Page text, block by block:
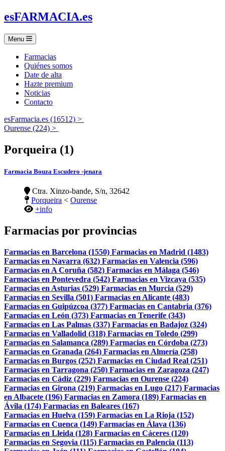
esFARMACIA.es
Menu
Farmacias
Quiénes somos
Date de alta
Hazte premium
Noticias
Contacto
esFarmacia.es (16512) >
Ourense (224) >
Porqueira (1)
Farmacia Bouza Escudero -jenara
Ctra. Xinzo-bande, S/n, 32642
Porqueira < Ourense
+info
Farmacias por provincias
Farmacias en Barcelona (1550) Farmacias en Madrid (1483)
Farmacias en Navarra (632) Farmacias en Valencia (596)
Farmacias en A Coruña (582) Farmacias en Málaga (546)
Farmacias en Pontevedra (542) Farmacias en Vizcaya (535)
Farmacias en Asturias (529) Farmacias en Murcia (529)
Farmacias en Sevilla (501) Farmacias en Alicante (483)
Farmacias en Guipúzcoa (377) Farmacias en Cantabria (376)
Farmacias en León (373) Farmacias en Tenerife (343)
Farmacias en Las Palmas (337) Farmacias en Badajoz (324)
Farmacias en Valladolid (318) Farmacias en Toledo (299)
Farmacias en Salamanca (289) Farmacias en Córdoba (273)
Farmacias en Granada (264) Farmacias en Almería (258)
Farmacias en Burgos (252) Farmacias en Ciudad Real (251)
Farmacias en Tarragona (250) Farmacias en Zaragoza (247)
Farmacias en Cádiz (229) Farmacias en Ourense (224)
Farmacias en Girona (219) Farmacias en Lugo (217) Farmacias
en Albacete (196) Farmacias en Zamora (189) Farmacias en
Ávila (174) Farmacias en Baleares (167)
Farmacias en Huelva (159) Farmacias en La Rioja (152)
Farmacias en Cuenca (149) Farmacias en Álava (136)
Farmacias en Lleida (128) Farmacias en Cáceres (120)
Farmacias en Segovia (115) Farmacias en Palencia (113)